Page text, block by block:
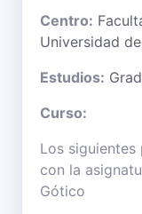
Centro:
Universidad
Estudios:
Curso:
Los
con la
Gótico